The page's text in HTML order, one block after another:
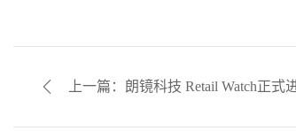
上一篇：朗镜科技 Retail Watch正